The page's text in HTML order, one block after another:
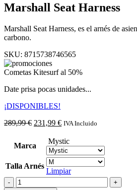
Marshall Seat Harness
Marshall Seat Harness, es el arnés de
carbono.
SKU: 8715738746565
Cometas Kitesurf al 50%
Date prisa pocas unidades...
¡DISPONIBLES!
289,99€ El
original
era:
289,99 €.
231,99 €El
actual
es:
231,99 €.
IVA Incluido
Marca
Mystic
Talla Arnés
Limpiar
Marshall